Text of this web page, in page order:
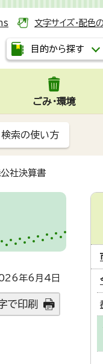
文字サイズ・配色
目的から探す
ごみ・環境
検索の使い方
社決算書
年6月4日
で印刷